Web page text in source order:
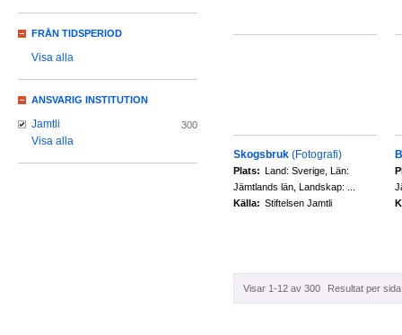
Skogsbruk (Fotografi)
Plats: Land: Sverige, Län:
Jämtlands län, Landskap: ...
Källa: Stiftelsen Jamtli
Visar 1-12 av 300 Resultat per
FRÅN TIDSPERIOD
Visa alla
ANSVARIG INSTITUTION
Jamtli 300
Visa alla